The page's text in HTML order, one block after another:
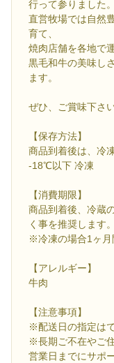
行って参りました。
直営牧場では自然
育て、
焼肉店舗を各地で
黒毛和牛の美味し
ます。
ぜひ、ご賞味下さ
【保存方法】
商品到着後は、冷
-18℃以下 冷凍
【消費期限】
商品到着後、冷蔵
く事を推奨します。
※冷凍の場合1ヶ月
【アレルギー】
牛肉
【注意事項】
※配送日の指定は
※長期ご不在やご
営業日までにサポ